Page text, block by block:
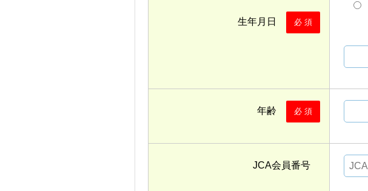
生年月日 必 須
年齢 必 須
JCA会員番号